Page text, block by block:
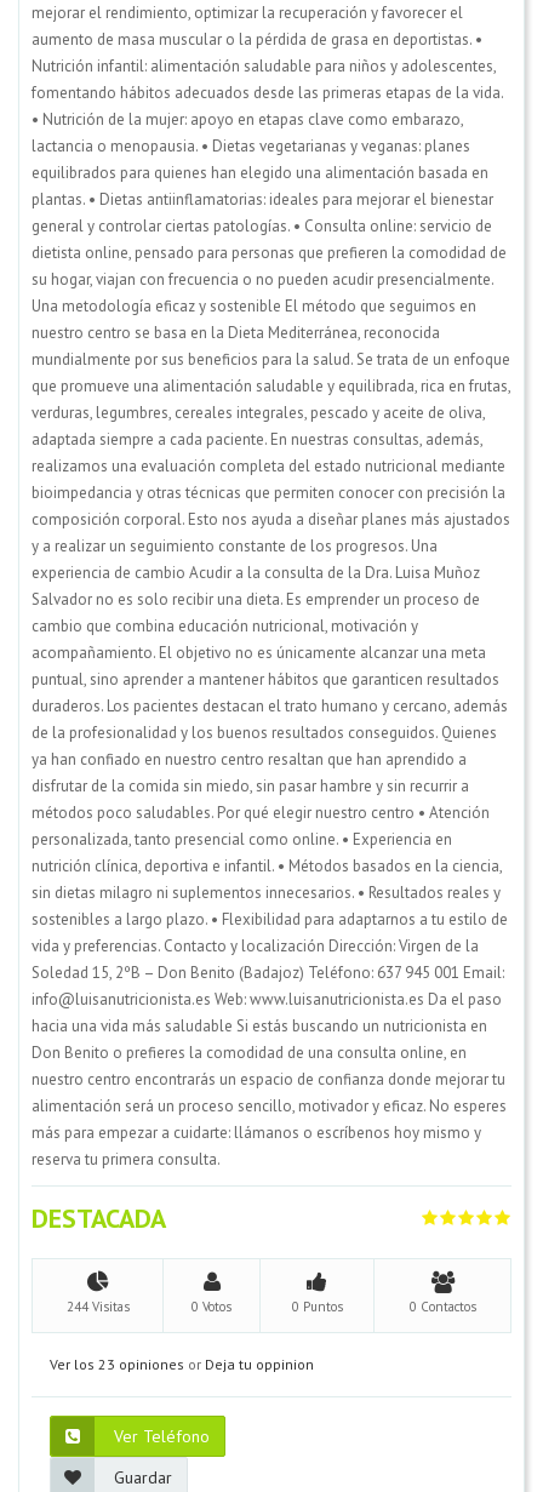
mejorar el rendimiento, optimizar la recuperación y favorecer el
aumento de masa muscular o la pérdida de grasa en deportistas. •
Nutrición infantil: alimentación saludable para niños y adolescentes,
fomentando hábitos adecuados desde las primeras etapas de la vida.
• Nutrición de la mujer: apoyo en etapas clave como embarazo,
lactancia o menopausia. • Dietas vegetarianas y veganas: planes
equilibrados para quienes han elegido una alimentación basada en
plantas. • Dietas antiinflamatorias: ideales para mejorar el bienestar
general y controlar ciertas patologías. • Consulta online: servicio de
dietista online, pensado para personas que prefieren la comodidad de
su hogar, viajan con frecuencia o no pueden acudir presencialmente.
Una metodología eficaz y sostenible El método que seguimos en
nuestro centro se basa en la Dieta Mediterránea, reconocida
mundialmente por sus beneficios para la salud. Se trata de un enfoque
que promueve una alimentación saludable y equilibrada, rica en frutas,
verduras, legumbres, cereales integrales, pescado y aceite de oliva,
adaptada siempre a cada paciente. En nuestras consultas, además,
realizamos una evaluación completa del estado nutricional mediante
bioimpedancia y otras técnicas que permiten conocer con precisión la
composición corporal. Esto nos ayuda a diseñar planes más ajustados
y a realizar un seguimiento constante de los progresos. Una
experiencia de cambio Acudir a la consulta de la Dra. Luisa Muñoz
Salvador no es solo recibir una dieta. Es emprender un proceso de
cambio que combina educación nutricional, motivación y
acompañamiento. El objetivo no es únicamente alcanzar una meta
puntual, sino aprender a mantener hábitos que garanticen resultados
duraderos. Los pacientes destacan el trato humano y cercano, además
de la profesionalidad y los buenos resultados conseguidos. Quienes
ya han confiado en nuestro centro resaltan que han aprendido a
disfrutar de la comida sin miedo, sin pasar hambre y sin recurrir a
métodos poco saludables. Por qué elegir nuestro centro • Atención
personalizada, tanto presencial como online. • Experiencia en
nutrición clínica, deportiva e infantil. • Métodos basados en la ciencia,
sin dietas milagro ni suplementos innecesarios. • Resultados reales y
sostenibles a largo plazo. • Flexibilidad para adaptarnos a tu estilo de
vida y preferencias. Contacto y localización Dirección: Virgen de la
Soledad 15, 2ºB – Don Benito (Badajoz) Teléfono: 637 945 001 Email:
info@luisanutricionista.es Web: www.luisanutricionista.es Da el paso
hacia una vida más saludable Si estás buscando un nutricionista en
Don Benito o prefieres la comodidad de una consulta online, en
nuestro centro encontrarás un espacio de confianza donde mejorar tu
alimentación será un proceso sencillo, motivador y eficaz. No esperes
más para empezar a cuidarte: llámanos o escríbenos hoy mismo y
reserva tu primera consulta.
DESTACADA
244 Visitas 0 Votos 0 Puntos 0 Contactos
Ver los 23 opiniones or Deja tu oppinion
Ver Teléfono
Guardar